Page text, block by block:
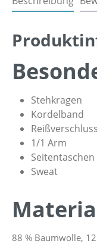
Stehkragen
Kordelband
Reißverschluss
1/1 Arm
Seitentaschen
Sweat
88 % Baumwolle,